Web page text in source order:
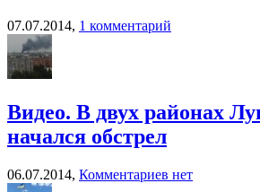
07.07.2014, 1 комментарий
Видео. В двух районах
начался обстрел
06.07.2014, Комментариев нет